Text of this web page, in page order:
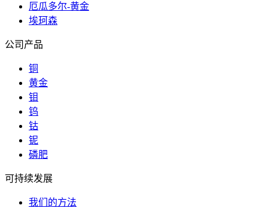
厄瓜多尔-黄金
埃珂森
公司产品
铜
黄金
钼
钨
钴
铌
磷肥
可持续发展
我们的方法